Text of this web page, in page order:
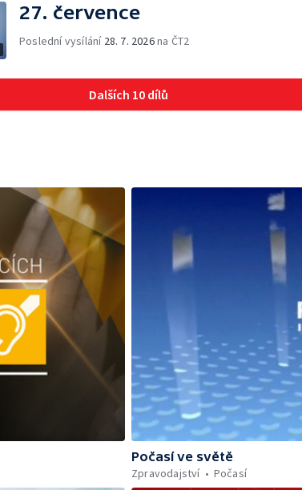
27. července
Poslední vysílání 28. 7. 2026na ČT2
Dalších 10 dílů
Počasí ve světě
Zpravodajství
Počasí